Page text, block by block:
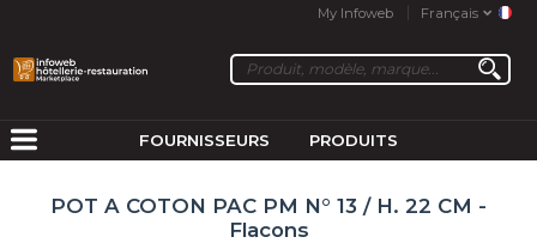
My Infoweb Français
FOURNISSEURS PRODUITS
POT A COTON PAC PM N° 13 / H. 22 CM -
Flacons